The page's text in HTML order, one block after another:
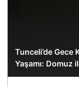
Tunceli’de Gece
Yaşamı: Domuz